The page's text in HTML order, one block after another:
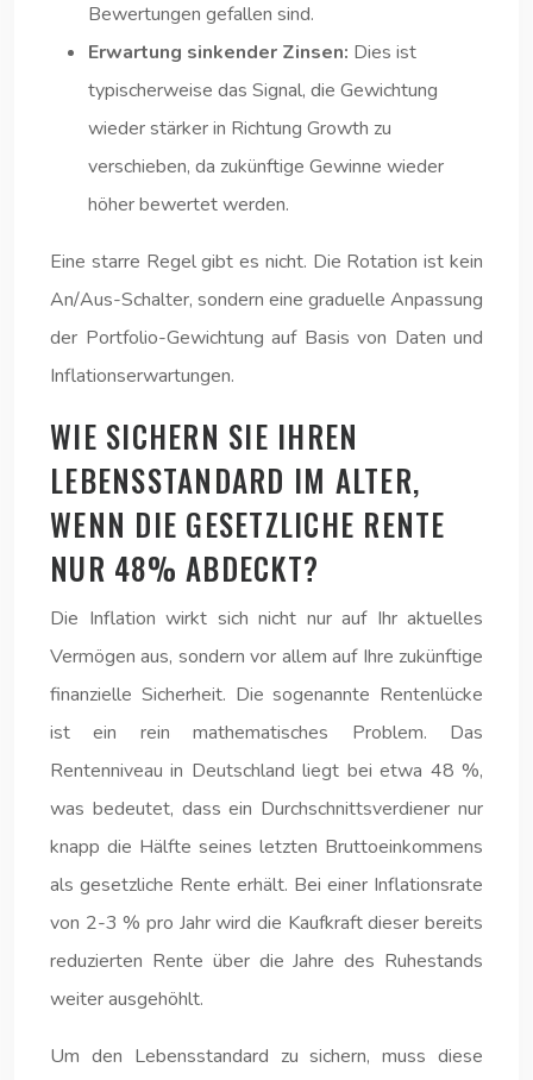
Bewertungen gefallen sind.
Erwartung sinkender Zinsen: Dies ist
typischerweise das Signal, die Gewichtung
wieder stärker in Richtung Growth zu
verschieben, da zukünftige Gewinne wieder
höher bewertet werden.
Eine starre Regel gibt es nicht. Die Rotation ist kein
An/Aus-Schalter, sondern eine graduelle Anpassung
der Portfolio-Gewichtung auf Basis von Daten und
Inflationserwartungen.
WIE SICHERN SIE IHREN
LEBENSSTANDARD IM ALTER,
WENN DIE GESETZLICHE RENTE
NUR 48% ABDECKT?
Die Inflation wirkt sich nicht nur auf Ihr aktuelles
Vermögen aus, sondern vor allem auf Ihre zukünftige
finanzielle Sicherheit. Die sogenannte Rentenlücke
ist ein rein mathematisches Problem. Das
Rentenniveau in Deutschland liegt bei etwa 48 %,
was bedeutet, dass ein Durchschnittsverdiener nur
knapp die Hälfte seines letzten Bruttoeinkommens
als gesetzliche Rente erhält. Bei einer Inflationsrate
von 2-3 % pro Jahr wird die Kaufkraft dieser bereits
reduzierten Rente über die Jahre des Ruhestands
weiter ausgehöhlt.
Um den Lebensstandard zu sichern, muss diese